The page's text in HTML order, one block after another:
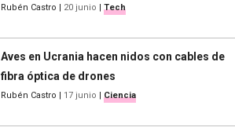
Rubén Castro | 20 junio | Tech
Aves en Ucrania hacen nidos con cables de
fibra óptica de drones
Rubén Castro | 17 junio | Ciencia